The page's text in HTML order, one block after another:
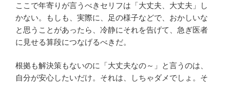
ここで年寄りが言うべきセリフは「大丈夫、大丈夫」し
かない。もしも、実際に、足の様子などで、おかしいな
と思うことがあったら、冷静にそれを告げて、急ぎ医者
に見せる算段につなげるべきだ。
根拠も解決策もないのに「大丈夫なの～」と言うのは、
自分が安心したいだけ。それは、しちゃダメでしょ。そ